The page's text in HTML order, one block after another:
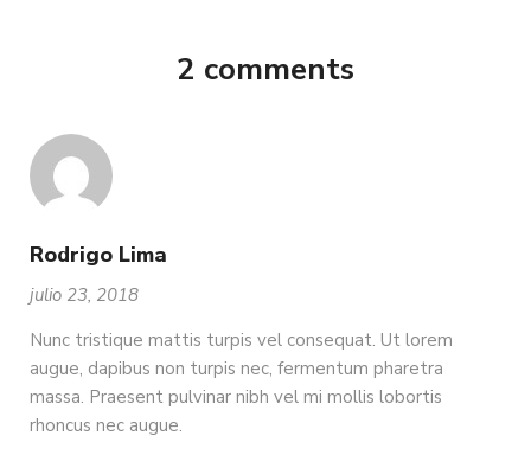
2 comments
Rodrigo Lima
julio 23, 2018
Nunc tristique mattis turpis vel consequat. Ut lorem
augue, dapibus non turpis nec, fermentum pharetra
massa. Praesent pulvinar nibh vel mi mollis lobortis
rhoncus nec augue.